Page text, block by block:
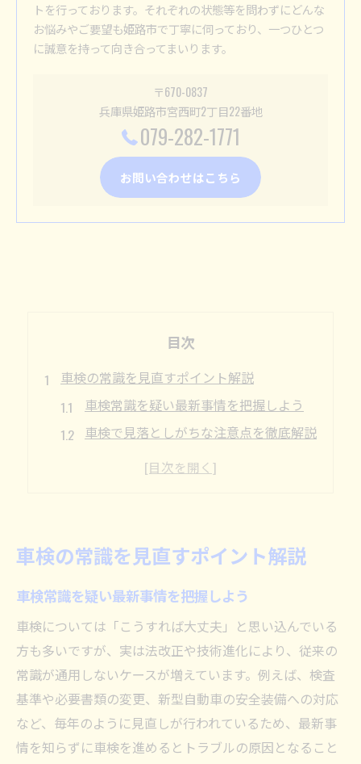
トを行っております。それぞれの状態等を問わずにどんな
お悩みやご要望も姫路市で丁寧に伺っており、一つひとつ
に誠意を持って向き合ってまいります。
〒670-0837
兵庫県姫路市宮西町2丁目22番地
079-282-1771
お問い合わせはこちら
目次
車検の常識を見直すポイント解説
車検常識を疑い最新事情を把握しよう
車検で見落としがちな注意点を徹底解説
車検の基本ルールと誤解されやすい点
初めてでも安心の車検手続きガイド
初めての車検も安心できる手続きの流れ
車検手続きのポイントと必要な準備とは
車検やり方を自分で選ぶコツを紹介
ディーラーと整備工場の車検の違い解説
車検を受ける際の事前チェックリスト
積みっぱなし荷物と車検合格の関係
車検時に積みっぱなしの荷物は問題か
車検の常識を見直すポイント解説
車検常識を疑い最新事情を把握しよう
車検については「こうすれば大丈夫」と思い込んでいる
方も多いですが、実は法改正や技術進化により、従来の
常識が通用しないケースが増えています。例えば、検査
基準や必要書類の変更、新型自動車の安全装備への対応
など、毎年のように見直しが行われているため、最新事
情を知らずに車検を進めるとトラブルの原因となること